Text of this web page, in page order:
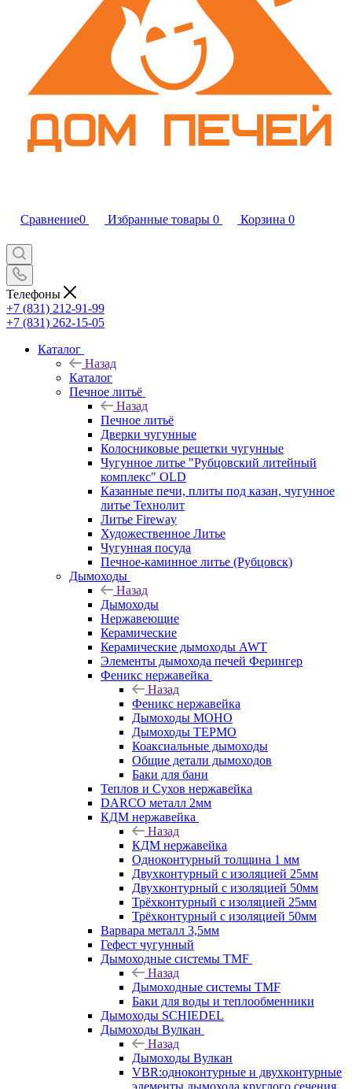
Сравнение0 Избранные товары 0 Корзина 0
Телефоны
+7 (831) 212-91-99
+7 (831) 262-15-05
Каталог
Назад
Каталог
Печное литьё
Назад
Печное литьё
Дверки чугунные
Колосниковые решетки чугунные
Чугунное литье "Рубцовский литейный
комплекс" OLD
Казанные печи, плиты под казан, чугунное
литье Технолит
Литье Fireway
Художественное Литье
Чугунная посуда
Печное-каминное литье (Рубцовск)
Дымоходы
Назад
Дымоходы
Нержавеющие
Керамические
Керамические дымоходы AWT
Элементы дымохода печей Ферингер
Феникс нержавейка
Назад
Феникс нержавейка
Дымоходы МОНО
Дымоходы ТЕРМО
Коаксиальные дымоходы
Общие детали дымоходов
Баки для бани
Теплов и Сухов нержавейка
DARCO металл 2мм
КДМ нержавейка
Назад
КДМ нержавейка
Одноконтурный толщина 1 мм
Двухконтурный с изоляцией 25мм
Двухконтурный с изоляцией 50мм
Трёхконтурный с изоляцией 25мм
Трёхконтурный с изоляцией 50мм
Варвара металл 3,5мм
Гефест чугунный
Дымоходные системы TMF
Назад
Дымоходные системы TMF
Баки для воды и теплообменники
Дымоходы SCHIEDEL
Дымоходы Вулкан
Назад
Дымоходы Вулкан
VBR:одноконтурные и двухконтурные
элементы дымохода круглого сечения